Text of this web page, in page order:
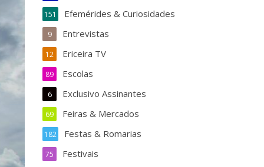
Efemérides & Curiosidades
151
Entrevistas
9
Ericeira TV
12
Escolas
89
Exclusivo Assinantes
6
Feiras & Mercados
69
Festas & Romarias
182
Festivais
75